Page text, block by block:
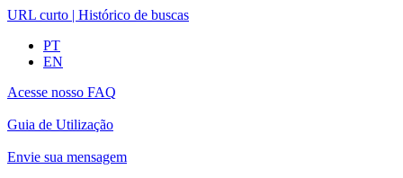
URL curto | Histórico de buscas
PT
EN
Acesse nosso FAQ
Guia de Utilização
Envie sua mensagem